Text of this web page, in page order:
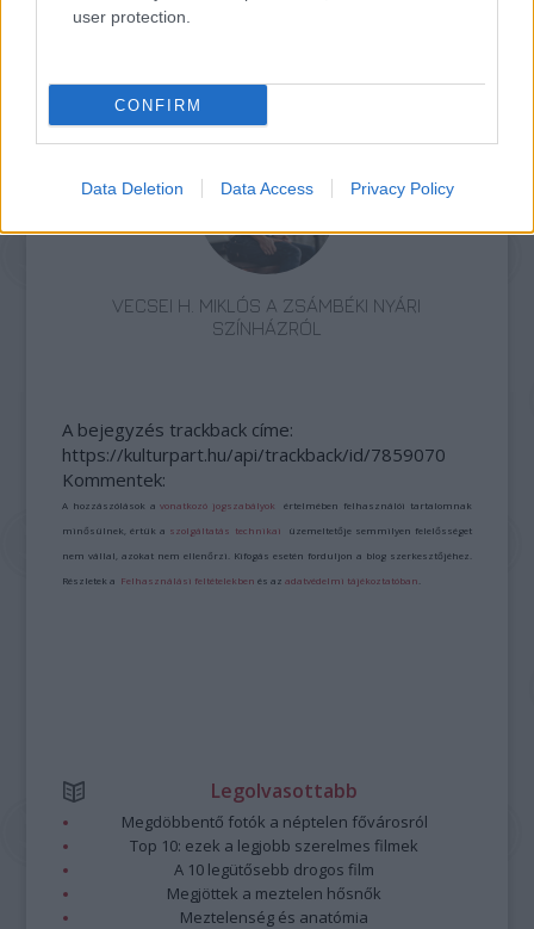
user protection.
CONFIRM
Data Deletion Data Access Privacy Policy
AZ EMBERSÉG ÜNNEPE
VECSEI H. MIKLÓS A ZSÁMBÉKI NYÁRI
SZÍNHÁZRÓL
A bejegyzés trackback címe:
https://kulturpart.hu/api/trackback/id/7859070
Kommentek:
A hozzászólások avonatkozó jogszabályok értelmében felhasználói tartalomnak
minősülnek, értük a szolgáltatás technikai üzemeltetője semmilyen felelősséget
nem vállal, azokat nem ellenőrzi. Kifogás esetén forduljon a blog szerkesztőjéhez.
Részletek a Felhasználási feltételekben és azadatvédelmi tájékoztatóban
Legolvasottabb
Megdöbbentő fotók a néptelen fővárosról
Top 10: ezek a legjobb szerelmes filmek
A 10 legütősebb drogos film
Megjöttek a meztelen hősnők
Meztelenség és anatómia